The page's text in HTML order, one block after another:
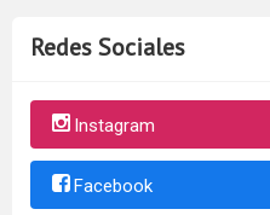
Redes Sociales
Instagram
Facebook